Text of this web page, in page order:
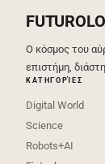
Ο κόσμος του
επιστήμη,
ΚΑΤΗΓΟΡΊΕΣ
Digital World
Science
Robots+AI